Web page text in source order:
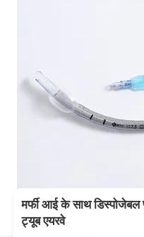
मर्फी आई के साथ
ट्यूब एयरवे